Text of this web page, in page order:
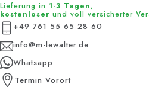
Lieferung in 1-3 Tagen,
kostenloser und voll versicherter
+49 761 55 65 28 60
info@m-lewalter.de
Whatsapp
Termin Vorort